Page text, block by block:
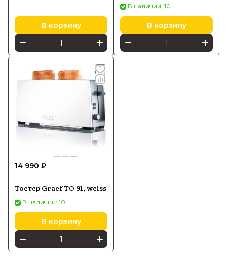
В корзину
В наличии: 10
В корзину
14 990 ₽
Тостер Graef TO 91, weiss
В наличии: 10
В корзину